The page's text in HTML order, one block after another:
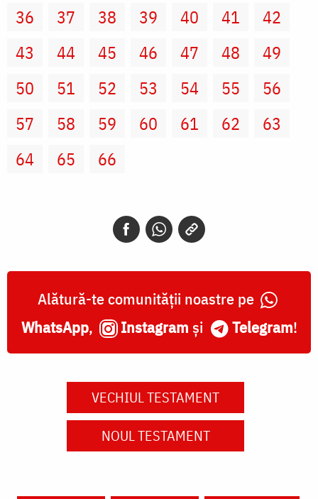
36
37 38 39 40 41
42
43
44 45 46 47 48
49
50
51 52 53 54 55
56
57
58 59 60 61 62
63
64
65 66
Alătură-te comunității noastre pe
WhatsApp, Instagram și Telegram!
VECHIUL TESTAMENT
NOUL TESTAMENT